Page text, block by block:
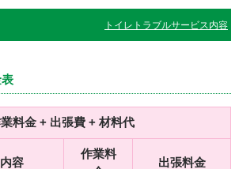
トイレトラブルサービス内容
料金 + 出張費 + 材料代
容
作業料
出張料金